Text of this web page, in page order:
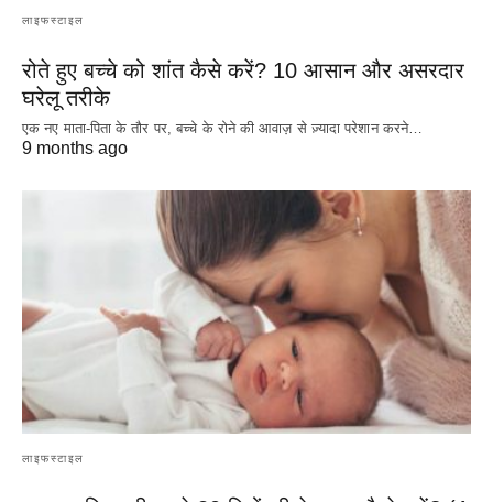
लाइफस्टाइल
रोते हुए बच्चे को शांत कैसे करें? 10 आसान और असरदार
घरेलू तरीके
एक नए माता-पिता के तौर पर, बच्चे के रोने की आवाज़ से ज़्यादा परेशान करने…
9 months ago
लाइफस्टाइल